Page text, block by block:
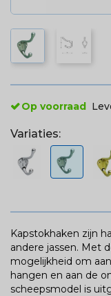
Op voorraad
Variaties:
Kapstokhaken zijn
andere jassen. Met
mogelijkheid om
hangen en aan de
scheepsmodel is